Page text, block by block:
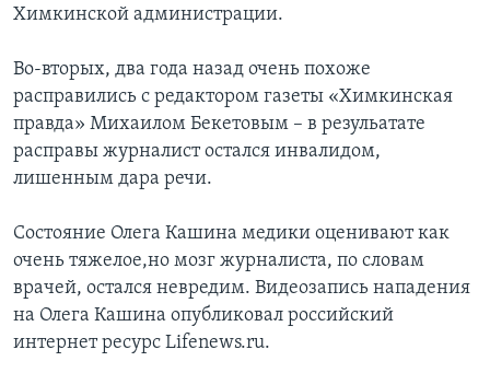
Химкинской администрации.
Во-вторых, два года назад очень похоже
расправились с редактором газеты «Химкинская
правда» Михаилом Бекетовым – в резульатате
расправы журналист остался инвалидом,
лишенным дара речи.
Состояние Олега Кашина медики оценивают как
очень тяжелое,но мозг журналиста, по словам
врачей, остался невредим. Видеозапись нападения
на Олега Кашина опубликовал российский
интернет ресурс Lifenews.ru.